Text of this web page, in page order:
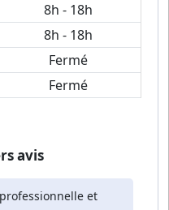
8h - 18h
8h - 18h
Fermé
Fermé
avis
et